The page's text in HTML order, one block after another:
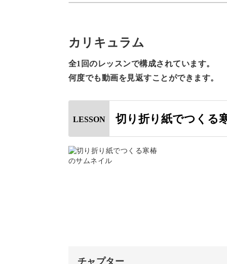
す。
葉脈の付け方もお伝えするので、一
カリキュラム
全1回のレッスンで構成されています。
何度でも動画を見返すことができます。
LESSON 切り折り紙でつくる
チャプター